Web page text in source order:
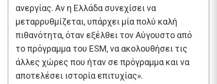
ανεργίας. Αν η Ελλάδα συνεχίσει να
μεταρρυθμίζεται, υπάρχει μία πολύ καλή
πιθανότητα, όταν εξέλθει τον Αύγουστο από
το πρόγραμμα του ESM, να ακολουθήσει τις
άλλες χώρες που ήταν σε πρόγραμμα και να
αποτελέσει ιστορία επιτυχίας».